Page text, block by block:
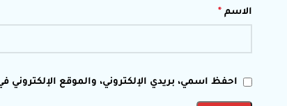
الاسم *
احفظ اسمي، بريدي الإلكتروني، والموقع